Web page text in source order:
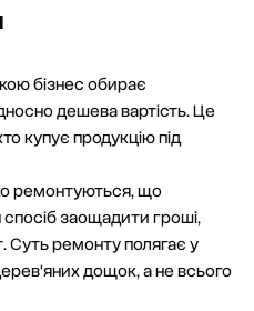
бізнес обирає
дешева вартість. Це
купує продукцію під
ремонтуються, що
заощадити гроші,
Суть ремонту полягає у
дощок, а не всього